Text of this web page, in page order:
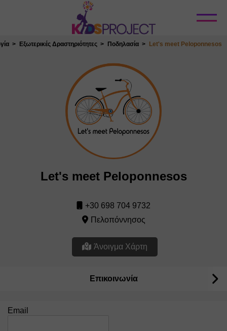
Κλείσιμο
Εξωτερικές Δραστηριότητες Ποδηλασία Let's meet Peloponnesos
Let's meet Peloponnesos
+30 698 704 9732
Πελοπόννησος
Άνοιγμα Χάρτη
Επικοινωνία
Email